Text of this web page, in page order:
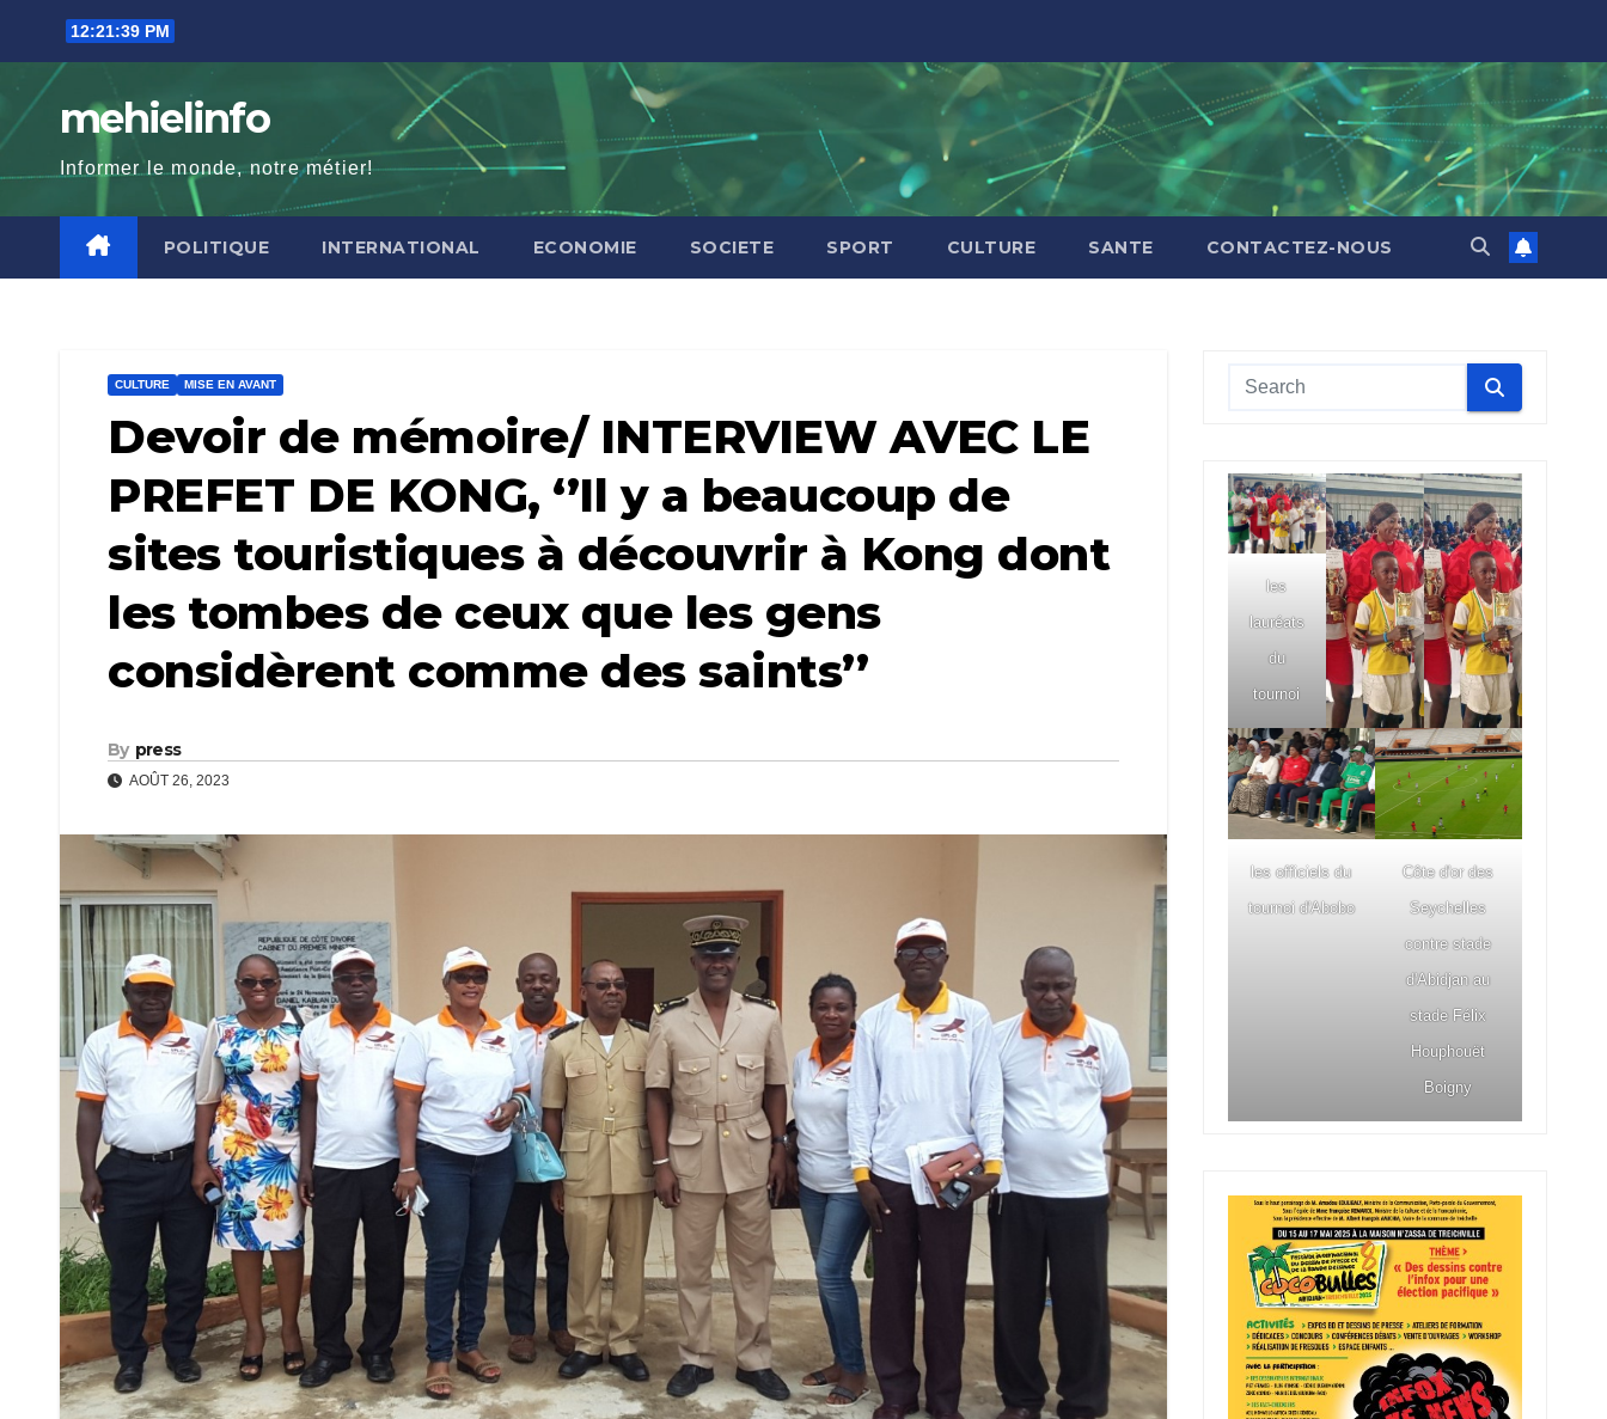
content
12:21:41 PM
mehielinfo
Informer le monde, notre métier!
POLITIQUE INTERNATIONAL ECONOMIE SOCIETE SPORT CULTURE SANTE CONTACTEZ-NOUS
CULTURE MISE EN AVANT
Devoir de mémoire/ INTERVIEW AVEC LE
PREFET DE KONG, ‘’Il y a beaucoup de
sites touristiques à découvrir à Kong dont
les tombes de ceux que les gens
considèrent comme des saints’’
By press
AOÛT 26, 2023
les
lauréats
du
tournoi
les officiels du
tournoi d'Abobo
Côte d'or des
Seychelles
contre stade
d'Abidjan au
stade Félix
Houphouët
Boigny